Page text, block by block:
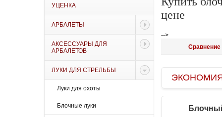
УЦЕНКА
АРБАЛЕТЫ
АКСЕССУАРЫ ДЛЯ
АРБАЛЕТОВ
ЛУКИ ДЛЯ СТРЕЛЬБЫ
Луки для охоты
Блочные луки
цене
-->
Сравнение
ЭКОНОМИЯ